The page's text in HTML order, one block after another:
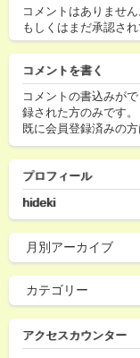
コメントはありません
もしくはまだ承認され
コメントを書く
コメントの書込みが
録された方のみです。
既に会員登録済みの
プロフィール
hideki
アクセスカウンター